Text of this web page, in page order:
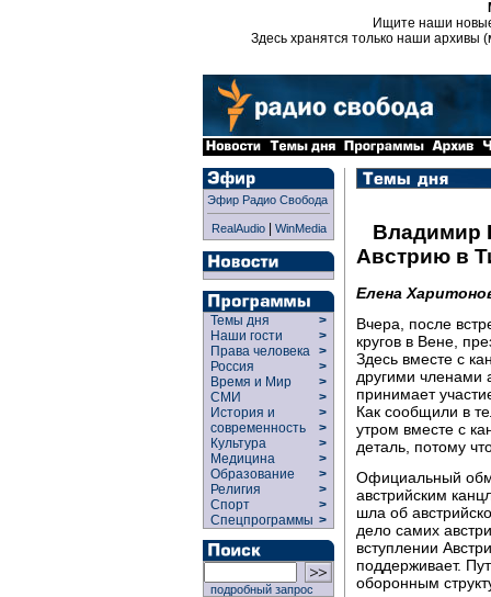
Ищите наши
Здесь хранятся только наши архивы
Эфир Радио Свобода
RealAudio| WinMedia
Темы дня
>
Наши гости
>
Права человека >
Россия
>
Время и Мир
>
СМИ
>
История и
современность
>
>
Культура
>
Медицина
>
Образование
>
Религия
>
Спорт
>
Спецпрограммы >
подробный запрос
Владимир
Австрию в
Елена
Вчера, после
кругов в Вене,
Здесь вместе с
другими членами
принимает
Как сообщили в
утром вместе с
деталь, потому
Официальный
австрийским
шла об
дело самих
вступлении
поддерживает.
оборонным